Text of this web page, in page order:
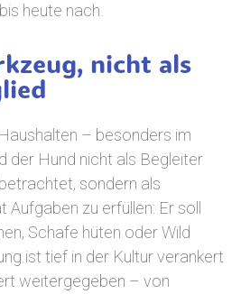
heute nach.
nicht als
– besonders im
der Hund nicht als Begleiter
sondern als
Aufgaben zu erfüllen: Er soll
Schafe hüten oder Wild
ist tief in der Kultur verankert
weitergegeben – von